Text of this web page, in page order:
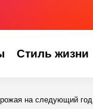
Стиль жизни
на следующий год